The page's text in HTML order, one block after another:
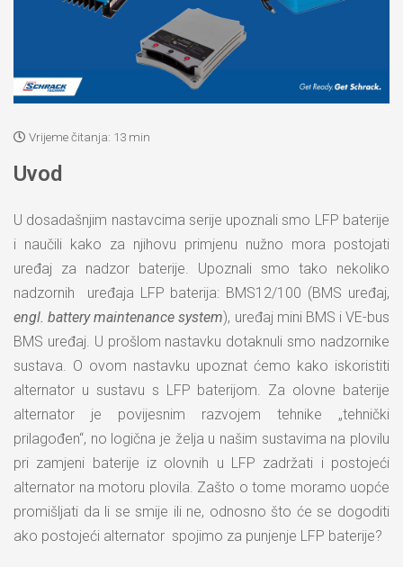
Vrijeme čitanja: 13 min
Uvod
U dosadašnjim nastavcima serije upoznali smo LFP baterije
i naučili kako za njihovu primjenu nužno mora postojati
uređaj za nadzor baterije. Upoznali smo tako nekoliko
nadzornih uređaja LFP baterija: BMS12/100 (BMS uređaj,
engl. battery maintenance system), uređaj mini BMS i VE-bus
BMS uređaj. U prošlom nastavku dotaknuli smo nadzornike
sustava. O ovom nastavku upoznat ćemo kako iskoristiti
alternator u sustavu s LFP baterijom. Za olovne baterije
alternator je povijesnim razvojem tehnike „tehnički
prilagođen“, no logična je želja u našim sustavima na plovilu
pri zamjeni baterije iz olovnih u LFP zadržati i postojeći
alternator na motoru plovila. Zašto o tome moramo uopće
promišljati da li se smije ili ne, odnosno što će se dogoditi
ako postojeći alternator spojimo za punjenje LFP baterije?